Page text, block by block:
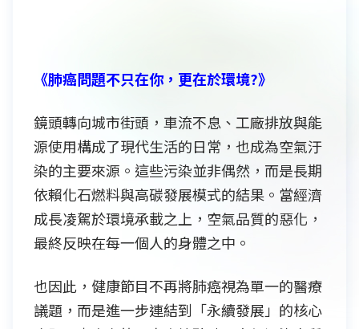
《肺癌問題不只在你，更在於環境?》
鏡頭轉向城市街頭，車流不息、工廠排放與能
源使用構成了現代生活的日常，也成為空氣汙
染的主要來源。這些污染並非偶然，而是長期
依賴化石燃料與高碳發展模式的結果。當經濟
成長凌駕於環境承載之上，空氣品質的惡化，
最終反映在每一個人的身體之中。
也因此，健康節目不再將肺癌視為單一的醫療
議題，而是進一步連結到「永續發展」的核心